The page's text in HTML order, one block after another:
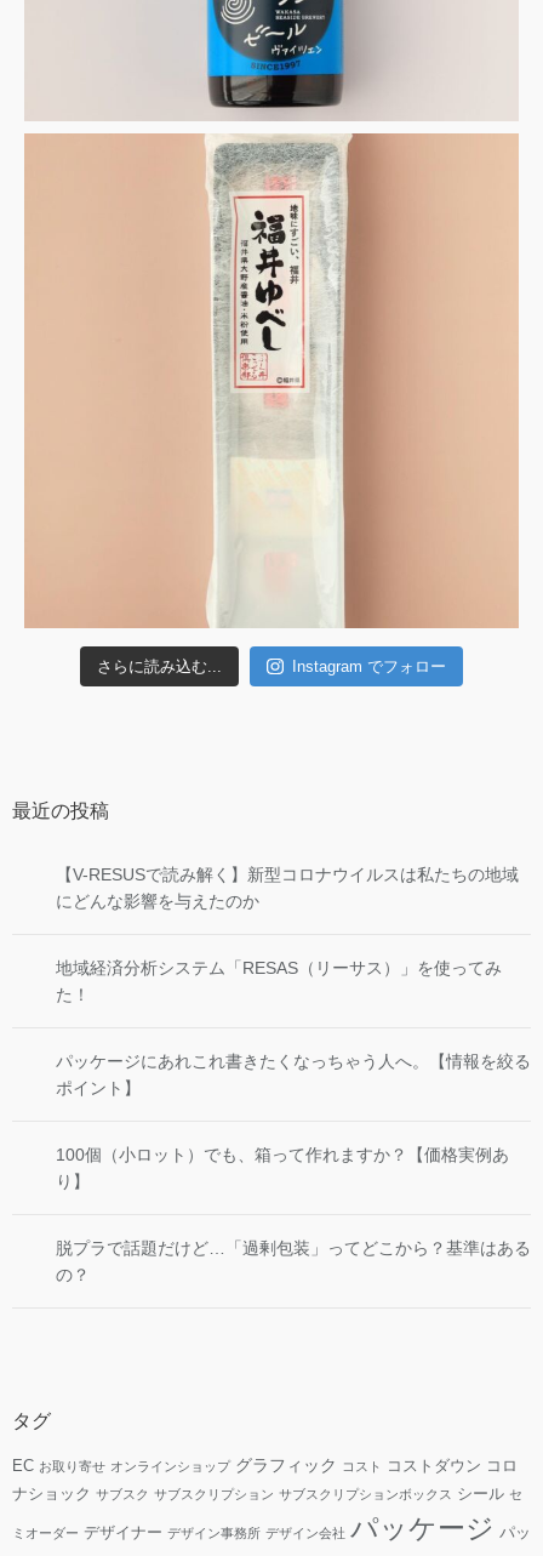
さらに読み込む... Instagram でフォロー
最近の投稿
【V-RESUSで読み解く】新型コロナウイルスは私たちの地域
にどんな影響を与えたのか
地域経済分析システム「RESAS（リーサス）」を使ってみ
た！
パッケージにあれこれ書きたくなっちゃう人へ。【情報を絞る
ポイント】
100個（小ロット）でも、箱って作れますか？【価格実例あ
り】
脱プラで話題だけど…「過剰包装」ってどこから？基準はある
の？
タグ
EC お取り寄せ オンラインショップ グラフィック コスト コストダウン コロ
ナショック サブスク サブスクリプション サブスクリプションボックス シール セ
ミオーダー デザイナー デザイン事務所 デザイン会社 パッケージ パッ